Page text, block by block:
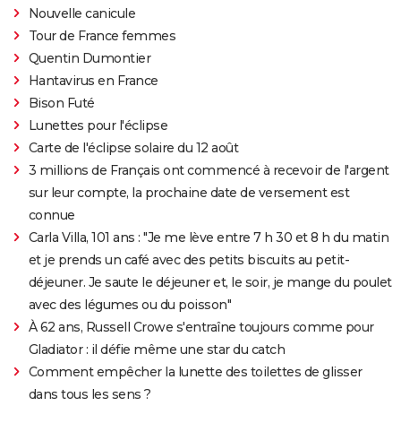
Nouvelle canicule
Tour de France femmes
Quentin Dumontier
Hantavirus en France
Bison Futé
Lunettes pour l'éclipse
Carte de l'éclipse solaire du 12 août
3 millions de Français ont commencé à recevoir de l'argent
sur leur compte, la prochaine date de versement est
connue
Carla Villa, 101 ans : "Je me lève entre 7 h 30 et 8 h du matin
et je prends un café avec des petits biscuits au petit-
déjeuner. Je saute le déjeuner et, le soir, je mange du poulet
avec des légumes ou du poisson"
À 62 ans, Russell Crowe s'entraîne toujours comme pour
Gladiator : il défie même une star du catch
Comment empêcher la lunette des toilettes de glisser
dans tous les sens ?